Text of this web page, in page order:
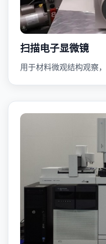
扫描电子显微镜
用于材料微观结构观察